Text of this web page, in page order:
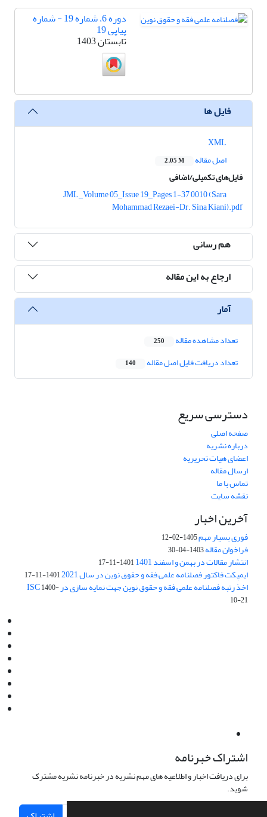
دوره 6، شماره 19 - شماره
پیاپی 19
تابستان 1403
فایل ها
اصل مقاله
2.05 M
فایل‌های تکمیلی/اضافی
JML_Volume 05_Issue 19_Pages 1-37 0010 (Sara
Mohammad Rezaei-Dr. Sina Kiani).pdf
هم رسانی
ارجاع به این مقاله
آمار
تعداد مشاهده مقاله 250
تعداد دریافت فایل اصل مقاله 140
دسترسی سریع
صفحه اصلی
درباره نشریه
اعضای هیات تحریریه
ارسال مقاله
تماس با ما
نقشه سایت
آخرین اخبار
فوری بسیار مهم1405-02-12
فراخوان مقاله1403-04-30
انتشار مقالات در بهمن و اسفند 1401 1401-11-17
ایمپکت فاکتور فصلنامه علمی فقه و حقوق نوین در سال 2021 1401-11-17
اخذ رتبه فصلنامه علمی فقه و حقوق نوین جهت نمایه سازی در ISC1400-
10-21
اشتراک خبرنامه
برای دریافت اخبار و اطلاعیه های مهم نشریه در خبرنامه نشریه مشترک
شوید.